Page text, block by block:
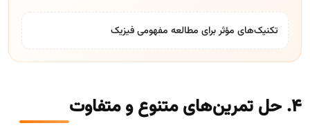
تکنیک‌های مؤثر برای مطالعه مفهومی فیزیک
4. حل تمرین‌های متنوع و متفاوت